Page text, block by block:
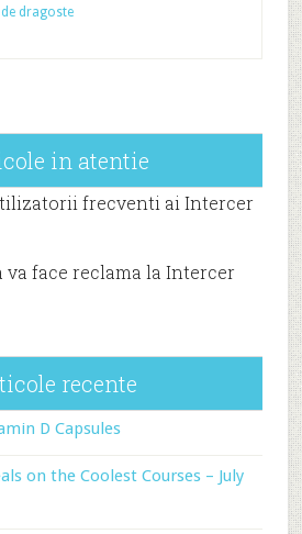
dragoste
in atentie
frecventi ai Intercer
va face reclama la Intercer
recente
D Capsules
on the Coolest Courses – July